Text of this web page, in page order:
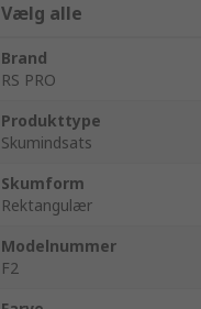
Vælg alle
Brand
RS PRO
Produkttype
Skumindsats
Skumform
Rektangulær
Modelnummer
F2